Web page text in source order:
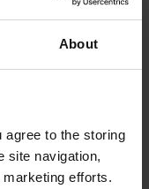
About
agree to the storing
site navigation,
efforts.
りたいと思いま